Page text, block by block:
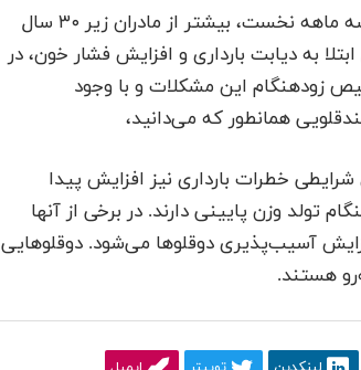
در این مادران، احتمال بروز نواقص مادرزادی و سقط جنین، به ویژه در سه ماهه نخست، بیشتر از مادران زیر ۳۰ سال
به دیابت بارداری و افزایش فشار خون، در
تشخیص زودهنگام این مشکلات و با وجود
همانطور که می‌دانید،
خطرات بارداری نیز افزایش پیدا
تولد وزن پایینی دارند. در برخی از آنها
آسیب‌پذیری دوقلوها می‌شود. دوقلوهایی
هستند.